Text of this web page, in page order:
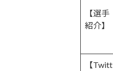
【選手
紹介】
【Twitt